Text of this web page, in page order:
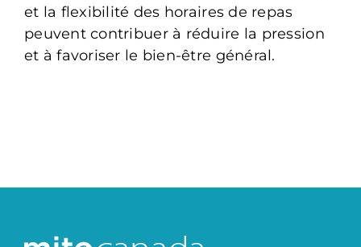
et la flexibilité des horaires de repas
peuvent contribuer à réduire la pression
et à favoriser le bien-être général.